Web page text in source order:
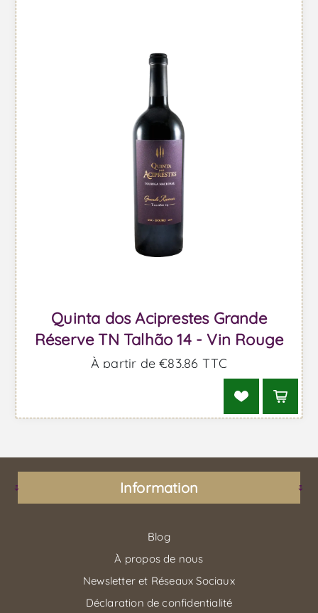
Quinta dos Aciprestes Grande
Réserve TN Talhão 14 - Vin Rouge
À partir de €83,86 TTC
Information
Blog
À propos de nous
Newsletter et Réseaux Sociaux
Déclaration de confidentialité